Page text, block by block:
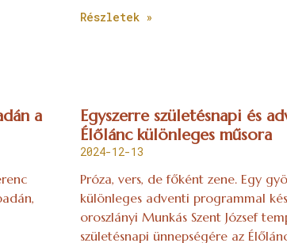
Részletek »
a
Egyszerre születésnapi és
Élőlánc különleges műsora
2024-12-13
Próza, vers, de főként zene. Egy
különleges adventi programmal
oroszlányi Munkás Szent József
születésnapi ünnepségére az